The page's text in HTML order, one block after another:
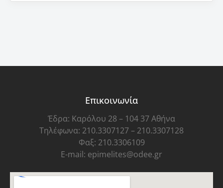
Επικοινωνία
Έδρα: Καρόλου 28 – 104 37 Αθήνα
Τηλέφωνα: 210.3307127 – 210.3307128
Φαξ: 210.3306109
E-mail: epimelites@odee.gr